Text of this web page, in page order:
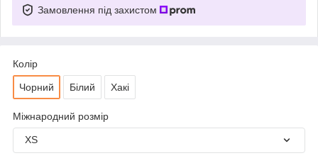
Замовлення під захистом
Колір
Чорний Білий Хакі
Міжнародний розмір
XS